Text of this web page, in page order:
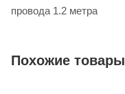
провода 1.2 метра
Похожие товары